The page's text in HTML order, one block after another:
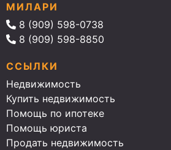
МИЛАРИ
8 (909) 598-0738
8 (909) 598-8850
ССЫЛКИ
Недвижимость
Купить недвижимость
Помощь по ипотеке
Помощь юриста
Продать недвижимость